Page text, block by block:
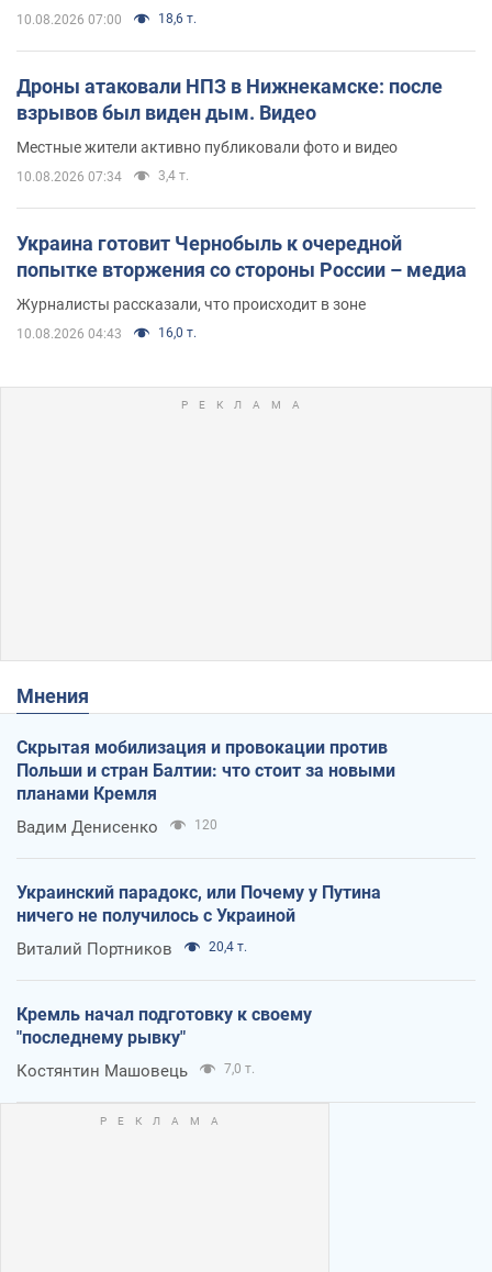
10.08.2026 07:00 18,6 т.
Дроны атаковали НПЗ в Нижнекамске: после
взрывов был виден дым. Видео
Местные жители активно публиковали фото и видео
10.08.2026 07:34 3,4 т.
Украина готовит Чернобыль к очередной
попытке вторжения со стороны России – медиа
Журналисты рассказали, что происходит в зоне
10.08.2026 04:43 16,0 т.
Мнения
Скрытая мобилизация и провокации против
Польши и стран Балтии: что стоит за новыми
планами Кремля
Вадим Денисенко 120
Украинский парадокс, или Почему у Путина
ничего не получилось с Украиной
Виталий Портников 20,4 т.
Кремль начал подготовку к своему
"последнему рывку"
Костянтин Машовець 7,0 т.